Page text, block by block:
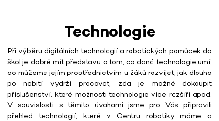
Technologie
Při výběru digitálních technologií a robotických pomůcek do
škol je dobré mít představu o tom, co daná technologie umí,
co můžeme jejím prostřednictvím u žáků rozvíjet, jak dlouho
po nabití vydrží pracovat, zda je možné dokoupit
příslušenství, které možnosti technologie více rozšíří apod.
V souvislosti s těmito úvahami jsme pro Vás připravili
přehled technologií, které v Centru robotiky máme a